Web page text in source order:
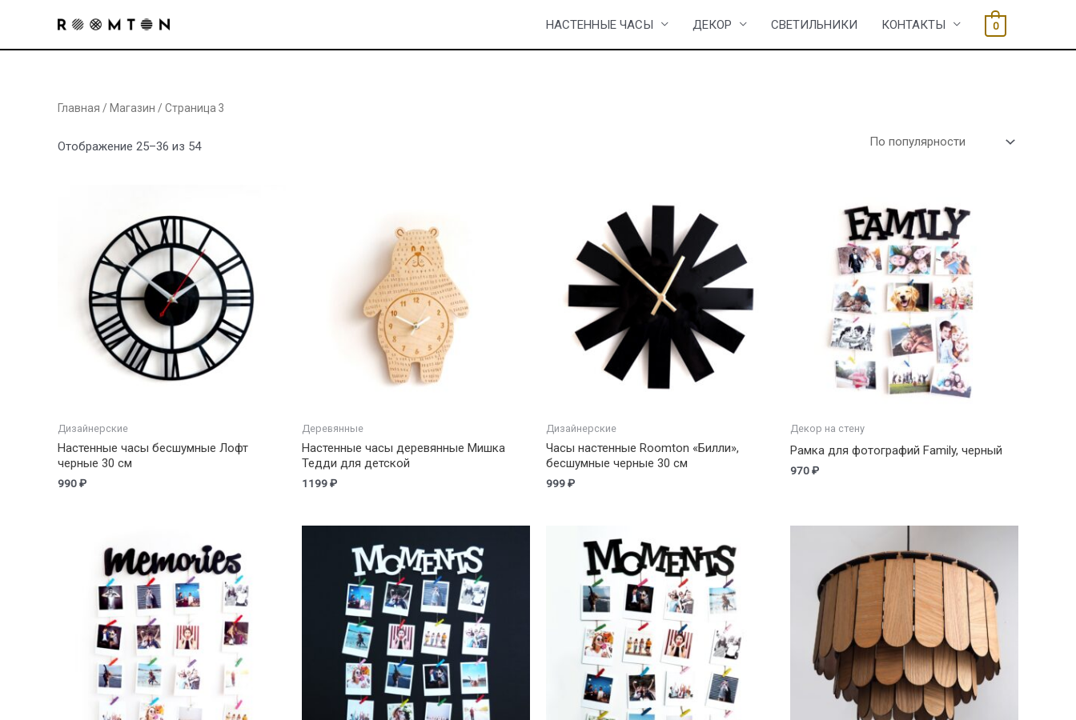
содержимому
НАСТЕННЫЕ ЧАСЫ ДЕКОР СВЕТИЛЬНИКИ КОНТАКТЫ 0
Главная / Магазин / Страница 3
Отображение 25–36 из 54Сортировка:
Дизайнерские
Настенные часы бесшумные Лофт
черные 30 см
990₽
Деревянные
Настенные часы деревянные Мишка
Тедди для детской
1199₽
Дизайнерские
Часы настенные Roomton «Билли»,
бесшумные черные 30 см
999₽
Декор на стену
Рамка для фотографий Family, черный
970₽